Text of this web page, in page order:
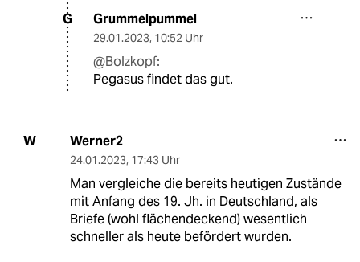
G Grummelpummel
29.01.2023, 10:52 Uhr
@Bolzkopf:
Pegasus findet das gut.
W Werner2
24.01.2023, 17:43 Uhr
Man vergleiche die bereits heutigen Zustände
mit Anfang des 19. Jh. in Deutschland, als
Briefe (wohl flächendeckend) wesentlich
schneller als heute befördert wurden.